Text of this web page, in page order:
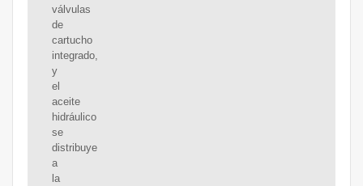
válvulas
de
cartucho
integrado,
y
el
aceite
hidráulico
se
distribuye
a
la